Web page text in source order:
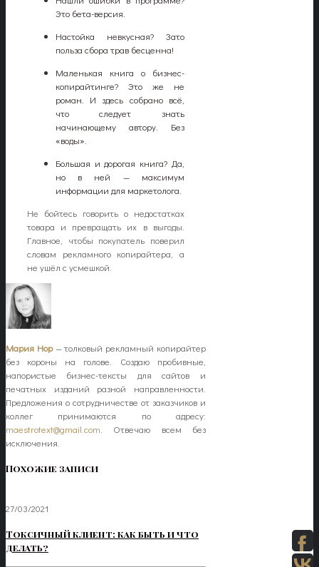
Это бета-версия.
Настойка невкусная? Зато
польза сбора трав бесценна!
Маленькая книга о бизнес-
копирайтинге? Это же не
роман. И здесь собрано всё,
что следует знать
начинающему автору. Без
«воды».
Большая и дорогая книга? Да,
но в ней — максимум
информации для маркетолога.
Не бойтесь говорить о недостатках
товара и превращать их в выгоды.
Главное, чтобы покупатель поверил
словам рекламного копирайтера, а
не ушёл с усмешкой.
Мария Нор— толковый рекламный копирайтер
без короны на голове. Создаю пробивные,
напористые бизнес-тексты для сайтов и
печатных изданий разной направленности.
Предложения о сотрудничестве от заказчиков и
коллег принимаются по адресу:
maestrotext@gmail.com . Отвечаю всем без
исключения.
Похожие записи
27/03/2021
Токсичный клиент: как быть и что
делать?